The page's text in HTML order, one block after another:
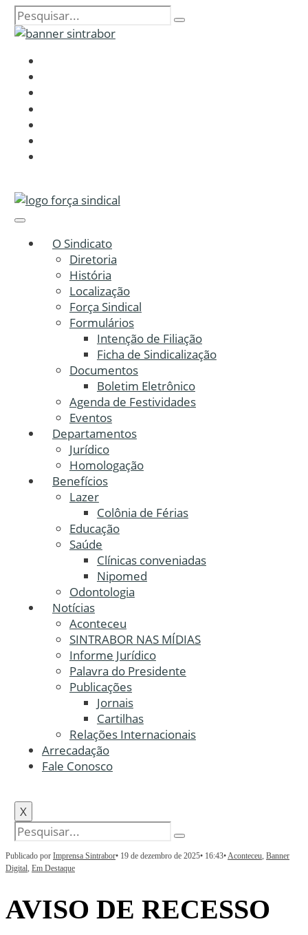
O Sindicato
Diretoria
História
Localização
Força Sindical
Formulários
Intenção de Filiação
Ficha de Sindicalização
Documentos
Boletim Eletrônico
Agenda de Festividades
Eventos
Departamentos
Jurídico
Homologação
Benefícios
Lazer
Colônia de Férias
Educação
Saúde
Clínicas conveniadas
Nipomed
Odontologia
Notícias
Aconteceu
SINTRABOR NAS MÍDIAS
Informe Jurídico
Palavra do Presidente
Publicações
Jornais
Cartilhas
Relações Internacionais
Arrecadação
Fale Conosco
X
Publicado por Imprensa Sintrabor• 19 de dezembro de 2025• 16:43•Aconteceu, Banner
Digital, Em Destaque
AVISO DE RECESSO